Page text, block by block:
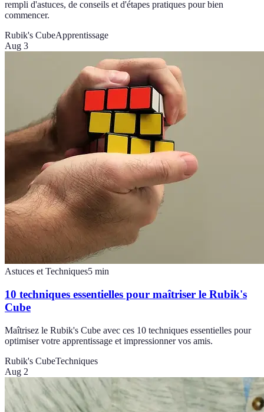
rempli d'astuces, de conseils et d'étapes pratiques pour bien
commencer.
Rubik's CubeApprentissage
Aug 3
Astuces et Techniques5 min
10 techniques essentielles pour maîtriser le Rubik's
Cube
Maîtrisez le Rubik's Cube avec ces 10 techniques essentielles pour
optimiser votre apprentissage et impressionner vos amis.
Rubik's CubeTechniques
Aug 2